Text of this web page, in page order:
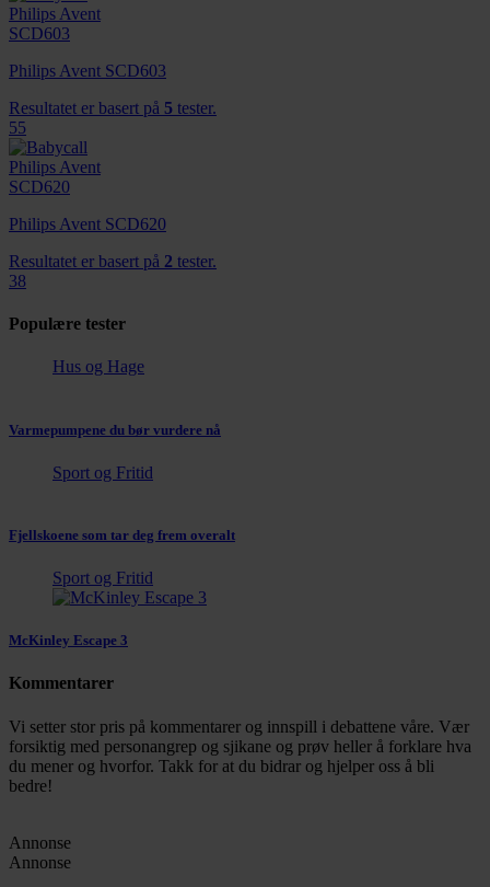
Philips Avent SCD603
Resultatet er basert på 5 tester.
55
Philips Avent SCD620
Resultatet er basert på 2 tester.
38
Populære tester
Hus og Hage
Varmepumpene du bør vurdere nå
Sport og Fritid
Fjellskoene som tar deg frem overalt
Sport og Fritid
McKinley Escape 3
Kommentarer
Vi setter stor pris på kommentarer og innspill i debattene våre. Vær
forsiktig med personangrep og sjikane og prøv heller å forklare hva
du mener og hvorfor. Takk for at du bidrar og hjelper oss å bli
bedre!
Annonse
Annonse